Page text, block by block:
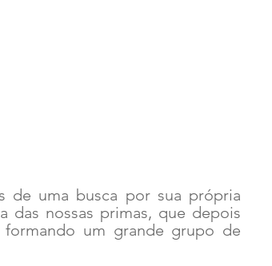
de uma busca por sua própria
das nossas primas, que depois
formando um grande grupo de